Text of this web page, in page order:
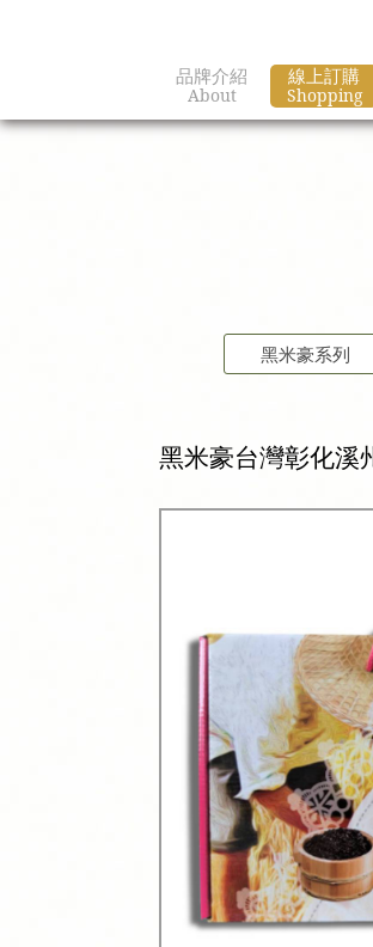
品牌介紹
About
線上訂購
Shopping
黑米豪系列
黑米豪台灣彰化溪